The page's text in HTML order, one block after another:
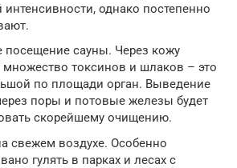
однако постепенно
посещение сауны. Через кожу
множество токсинов и шлаков – это
по площади орган. Выведение
поры и потовые железы будет
скорейшему очищению.
свежем воздухе. Особенно
гулять в парках и лесах с